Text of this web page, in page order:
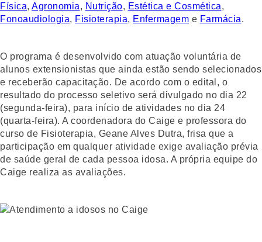
Física, Agronomia, Nutrição, Estética e Cosmética,
Fonoaudiologia, Fisioterapia, Enfermagem e Farmácia.
O programa é desenvolvido com atuação voluntária de
alunos extensionistas que ainda estão sendo selecionados
e receberão capacitação. De acordo com o edital, o
resultado do processo seletivo será divulgado no dia 22
(segunda-feira), para início de atividades no dia 24
(quarta-feira). A coordenadora do Caige e professora do
curso de Fisioterapia, Geane Alves Dutra, frisa que a
participação em qualquer atividade exige avaliação prévia
de saúde geral de cada pessoa idosa. A própria equipe do
Caige realiza as avaliações.